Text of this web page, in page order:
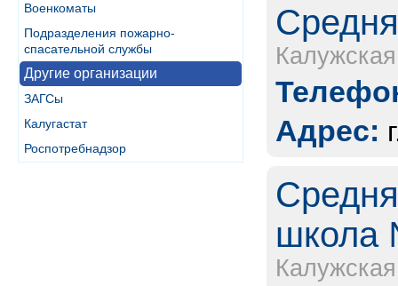
Военкоматы
Подразделения пожарно-
спасательной службы
Другие организации
ЗАГСы
Калугастат
Роспотребнадзор
Адрес:
школа